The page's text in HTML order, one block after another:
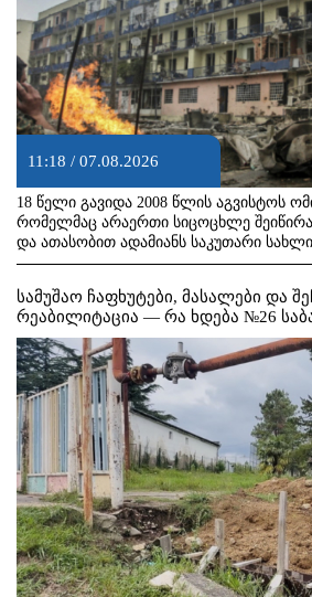
11:18 / 07.08.2026
18 წელი გავიდა 2008 წლის აგვისტოს
რომელმაც არაერთი სიცოცხლე
და ათასობით ადამიანს საკუთარი
სამუშაო ჩაფხუტები, მასალები და
რეაბილიტაცია — რა ხდება №26